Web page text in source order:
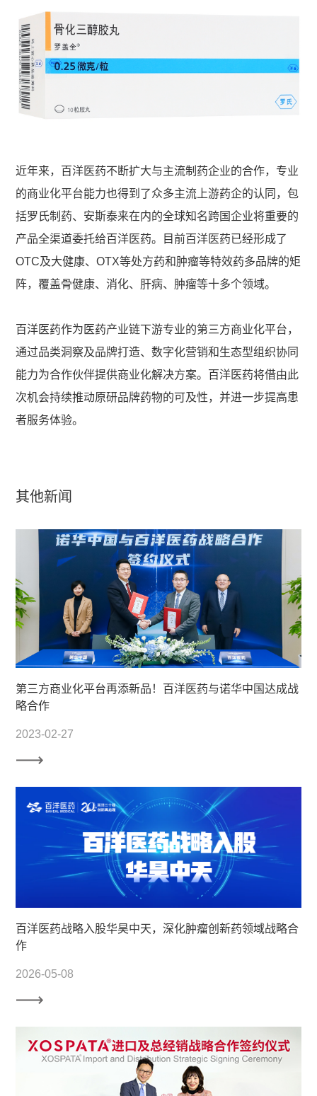
近年来，百洋医药不断扩大与主流制药企业的合作，专业
的商业化平台能力也得到了众多主流上游药企的认同，包
括罗氏制药、安斯泰来在内的全球知名跨国企业将重要的
产品全渠道委托给百洋医药。目前百洋医药已经形成了
OTC及大健康、OTX等处方药和肿瘤等特效药多品牌的矩
阵，覆盖骨健康、消化、肝病、肿瘤等十多个领域。
百洋医药作为医药产业链下游专业的第三方商业化平台，
通过品类洞察及品牌打造、数字化营销和生态型组织协同
能力为合作伙伴提供商业化解决方案。百洋医药将借由此
次机会持续推动原研品牌药物的可及性，并进一步提高患
者服务体验。
其他新闻
第三方商业化平台再添新品！百洋医药与诺华中国达成战
略合作
2023-02-27
百洋医药战略入股华昊中天，深化肿瘤创新药领域战略合
作
2026-05-08